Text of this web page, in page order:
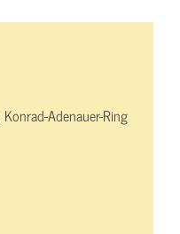
Adenauer-Ring